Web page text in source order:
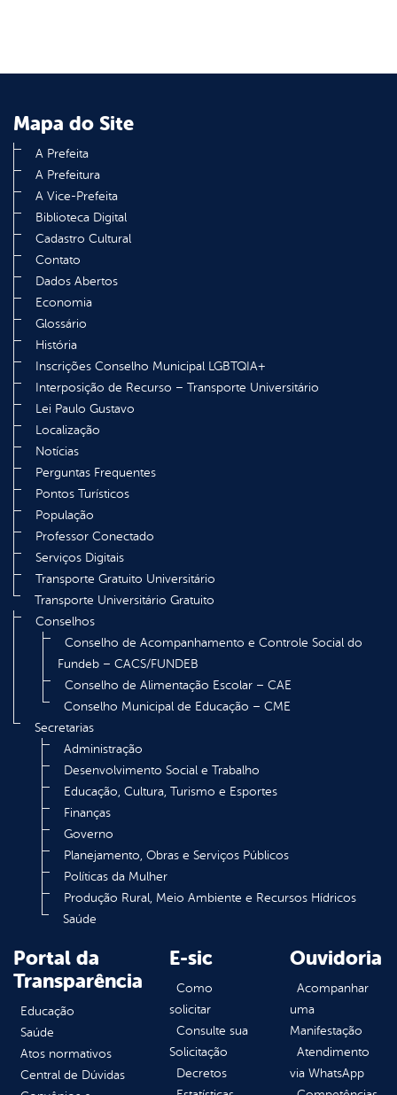
Mapa do Site
A Prefeita
A Prefeitura
A Vice-Prefeita
Biblioteca Digital
Cadastro Cultural
Contato
Dados Abertos
Economia
Glossário
História
Inscrições Conselho Municipal LGBTQIA+
Interposição de Recurso – Transporte Universitário
Lei Paulo Gustavo
Localização
Notícias
Perguntas Frequentes
Pontos Turísticos
População
Professor Conectado
Serviços Digitais
Transporte Gratuito Universitário
Transporte Universitário Gratuito
Conselhos
Conselho de Acompanhamento e Controle Social do
Fundeb – CACS/FUNDEB
Conselho de Alimentação Escolar – CAE
Conselho Municipal de Educação – CME
Secretarias
Administração
Desenvolvimento Social e Trabalho
Educação, Cultura, Turismo e Esportes
Finanças
Governo
Planejamento, Obras e Serviços Públicos
Políticas da Mulher
Produção Rural, Meio Ambiente e Recursos Hídricos
Saúde
Portal da
Transparência
Educação
Saúde
Atos normativos
Central de Dúvidas
E-sic
Como
solicitar
Consulte sua
Solicitação
Decretos
Ouvidoria
Acompanhar
uma
Manifestação
Atendimento
via WhatsApp